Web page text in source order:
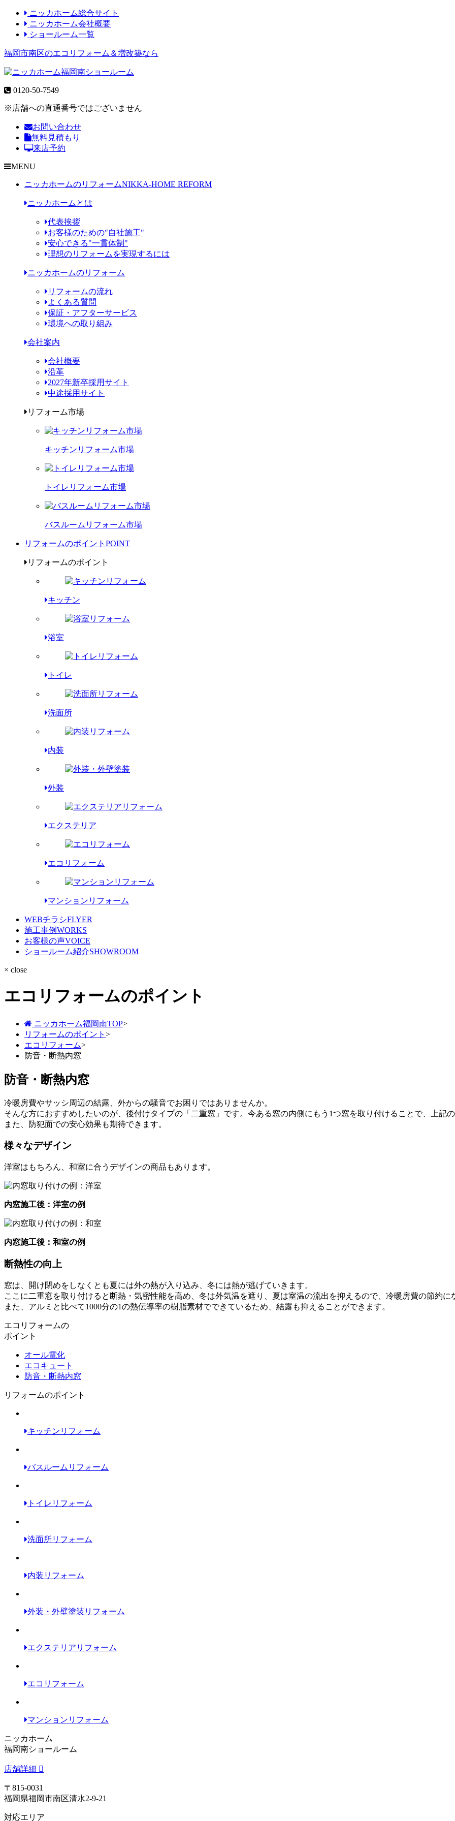
ニッカホーム総合サイト
ニッカホーム会社概要
ショールーム一覧
福岡市南区のエコリフォーム＆増改築なら
0120-50-7549
※店舗への直通番号ではございません
お問い合わせ
無料見積もり
来店予約
MENU
ニッカホームのリフォームNIKKA-HOME REFORM
ニッカホームとは
代表挨拶
お客様のための"自社施工"
安心できる"一貫体制"
理想のリフォームを実現するには
ニッカホームのリフォーム
リフォームの流れ
よくある質問
保証・アフターサービス
環境への取り組み
会社案内
会社概要
沿革
2027年新卒採用サイト
中途採用サイト
リフォーム市場
キッチンリフォーム市場
トイレリフォーム市場
バスルームリフォーム市場
リフォームのポイント POINT
リフォームのポイント
キッチン
浴室
トイレ
洗面所
内装
外装
エクステリア
エコリフォーム
マンションリフォーム
WEBチラシFLYER
施工事例WORKS
お客様の声VOICE
ショールーム紹介SHOWROOM
× close
エコリフォームのポイント
ニッカホーム福岡南TOP>
リフォームのポイント >
エコリフォーム>
防音・断熱内窓
防音・断熱内窓
冷暖房費やサッシ周辺の結露、外からの騒音でお困りではありませんか。
そんな方におすすめしたいのが、後付けタイプの「二重窓」です。今ある窓の内側にもう1つ窓を取り付けることで、上記
また、防犯面での安心効果も期待できます。
様々なデザイン
洋室はもちろん、和室に合うデザインの商品もあります。
内窓施工後：洋室の例
内窓施工後：和室の例
断熱性の向上
窓は、開け閉めをしなくとも夏には外の熱が入り込み、冬には熱が逃げていきます。
ここに二重窓を取り付けると断熱・気密性能を高め、冬は外気温を遮り、夏は室温の流出を抑えるので、冷暖房費の節約に
また、アルミと比べて1000分の1の熱伝導率の樹脂素材でできているため、結露も抑えることができます。
エコリフォームの
ポイント
オール電化
エコキュート
防音・断熱内窓
リフォームのポイント
キッチンリフォーム
バスルームリフォーム
トイレリフォーム
洗面所リフォーム
内装リフォーム
外装・外壁塗装リフォーム
エクステリアリフォーム
エコリフォーム
マンションリフォーム
ニッカホーム
福岡南ショールーム
店舗詳細
〒815-0031
福岡県福岡市南区清水2-9-21
対応エリア